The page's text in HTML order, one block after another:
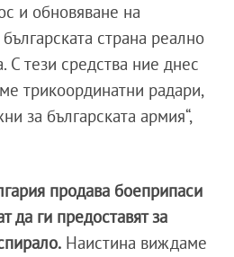
и обновяване на
страна реално
С тези средства ние днес
трикоординатни радари,
за българската армия“,
продава боеприпаси
да ги предоставят за
Наистина виждаме